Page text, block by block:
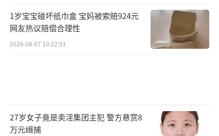
1岁宝宝碰坏纸巾盒 宝妈被索赔924元
网友热议赔偿合理性
2026-08-07 10:22:51
27岁女子竟是卖淫集团主犯 警方悬赏8
万元缉捕